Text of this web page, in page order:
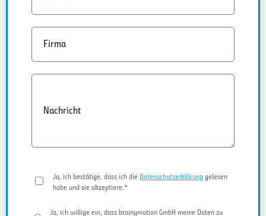
Firma
Nachricht
Ja, ich bestätige, dass ich die Datenschutzerklärung gelesen
habe und sie akzeptiere.*
Ja, ich willige ein, dass brainymotion GmbH meine Daten zu